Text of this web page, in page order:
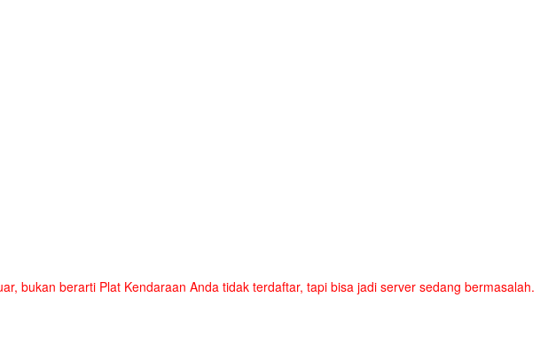
bukan berarti Plat Kendaraan Anda tidak terdaftar, tapi bisa jadi server sedang bermasalah.